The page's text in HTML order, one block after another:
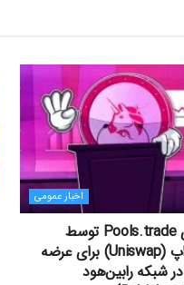
اخبار عمومی
راه‌اندازی Pools.trade توسط
یونی‌سواپ (Uniswap) برای عرضه
شبکه رابین‌هود